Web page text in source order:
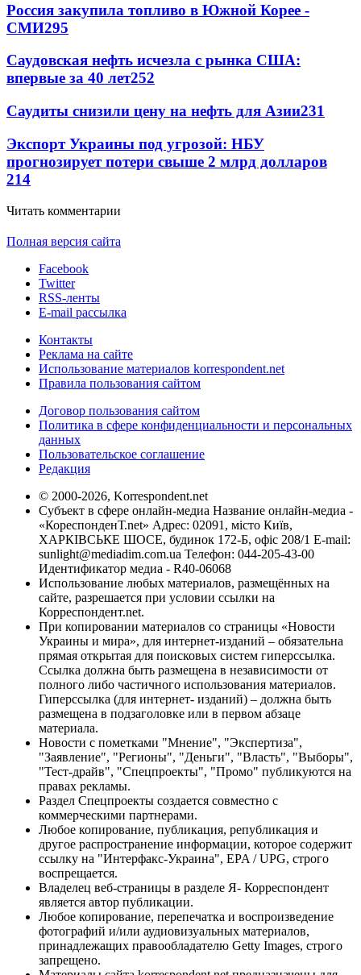
Россия закупила топливо в Южной Корее -
СМИ295
Саудовская нефть исчезла с рынка США:
впервые за 40 лет252
Саудиты снизили цену на нефть для Азии231
Экспорт Украины под угрозой: НБУ
прогнозирует потери свыше 2 млрд долларов
214
Читать комментарии
Полная версия сайта
Facebook
Twitter
RSS-ленты
E-mail рассылка
Контакты
Реклама на сайте
Использование материалов korrespondent.net
Правила пользования сайтом
Договор пользования сайтом
Политика в сфере конфиденциальности и персональных
данных
Пользовательское соглашение
Редакция
© 2000-2026, Korrespondent.net
Субъект в сфере онлайн-медиа Название онлайн-медиа -
«КореспонденТ.net» Адрес: 02091, місто Київ,
ХАРКІВСЬКЕ ШОСЕ, будинок 172-Б, офіс 208/1 E-mail:
sunlight@mediadim.com.ua Телефон: 044-205-43-00
Идентификатор медиа - R40-06068
Использование любых материалов, размещённых на
сайте, разрешается при условии ссылки на
Корреспондент.net.
При копировании материалов со страницы «Новости
Украины и мира», для интернет-изданий – обязательна
прямая открытая для поисковых систем гиперссылка.
Ссылка должна быть размещена в независимости от
полного либо частичного использования материалов.
Гиперссылка (для интернет- изданий) – должна быть
размещена в подзаголовке или в первом абзаце
материала.
Новости с пометками "Мнение", "Экспертиза",
"Заявление", "Регионы", "Деньги", "Власть", "Выборы",
"Тест-драйв", "Спецпроекты", "Промо" публикуются на
правах рекламы.
Раздел Спецпроекты создается совместно с
коммерческими партнерами.
Любое копирование, публикация, републикация и
другое распространение информации, которое содержит
ссылку на "Интерфакс-Украина", EPA / UPG, строго
воспрещается.
Владелец веб-страницы в разделе Я- Корреспондент
является автор публикации.
Любое копирование, перепечатка и воспроизведение
фотографий и/или аудиовизуальных материалов,
принадлежащих правообладателю Getty Images, строго
запрещено.